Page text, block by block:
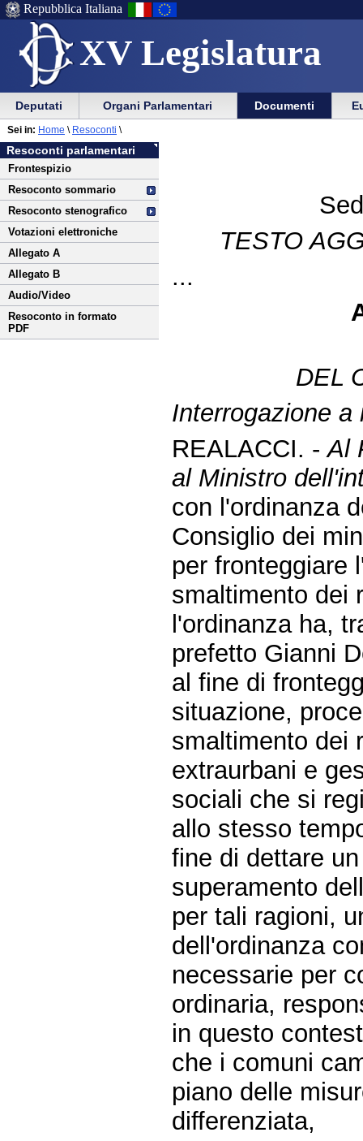
XV Legislatura
Menu
di
ausilio
alla
navigazione
Vai
Menu
di
navigazione
principale
Repubblica Italiana
Menu
di
navigazione
principale
Vai
menu
di
sezione
Deputati Organi Parlamentari Documenti
Vai
al
contenuto
Resoconti parlamentari
Frontespizio
Resoconto sommario
Resoconto stenografico
Votazioni elettroniche
Allegato A
Allegato B
Audio/Video
Resoconto in formato
PDF
Sei in: Home \ Resoconti \
TESTO
...
DEL
Interrogazione a
REALACCI. -Al
al Ministro
con l'ordinanza
Consiglio dei
per fronteggiare
smaltimento dei
l'ordinanza ha,
prefetto Gianni
al fine di
situazione,
smaltimento dei
extraurbani e
sociali che si
allo stesso
fine di dettare
superamento
per tali ragioni,
dell'ordinanza
necessarie per
ordinaria,
in questo
che i comuni
piano delle
differenziata,